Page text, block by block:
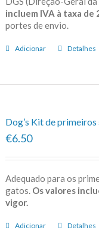
incluem IVA à taxa de
portes de envio.
Adicionar Detalhes
Dog’s Kit de
€6.50
Adequado para os
gatos. Os valores
vigor.
Adicionar Detalhes